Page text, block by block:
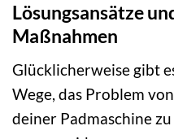
Lösungsansätze
Maßnahmen
Glücklicherweise gibt
Wege, das Problem
deiner Padmaschine